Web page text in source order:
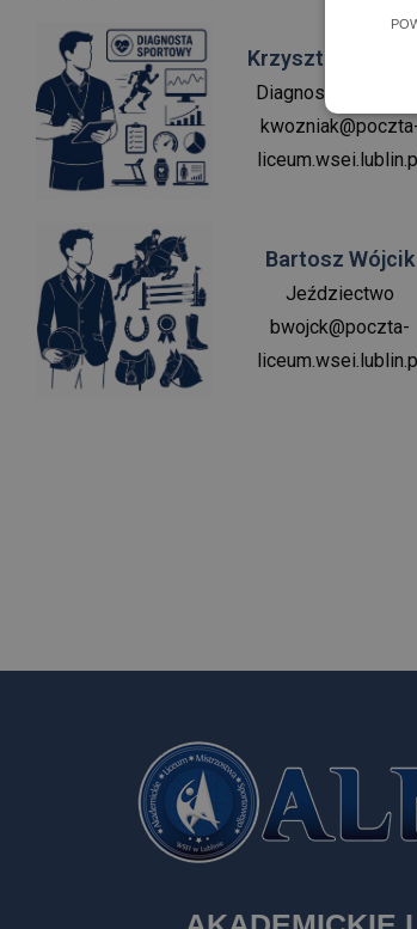
Krzysztof
Diagnosta sportowy
liceum.wsei.lublin.pl
Bartosz Wójcik
Jeździectwo
bwojck@poczta-